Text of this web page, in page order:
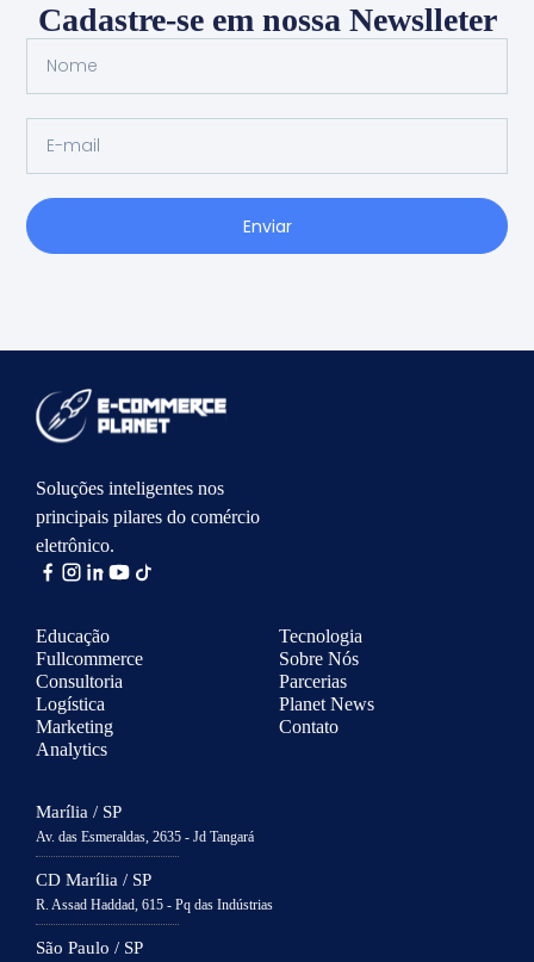
Cadastre-se em nossa Newslleter
Enviar
Soluções inteligentes nos
principais pilares do comércio
eletrônico.
Educação
Fullcommerce
Consultoria
Logística
Marketing
Analytics
Tecnologia
Sobre Nós
Parcerias
Planet News
Contato
Marília / SP
Av. das Esmeraldas, 2635 - Jd Tangará
CD Marília / SP
R. Assad Haddad, 615 - Pq das Indústrias
São Paulo / SP